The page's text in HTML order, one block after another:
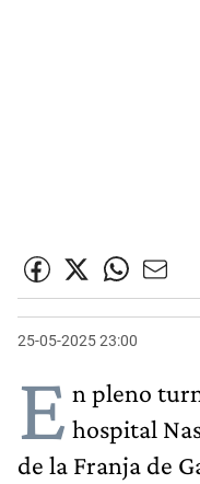
25-05-2025 23:00
E n pleno
hospital
de la Franja de